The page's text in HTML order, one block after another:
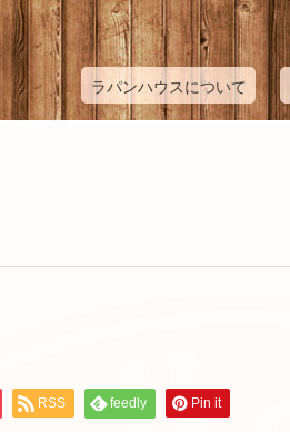
ラパンハウスについて
RSS feedly Pin it